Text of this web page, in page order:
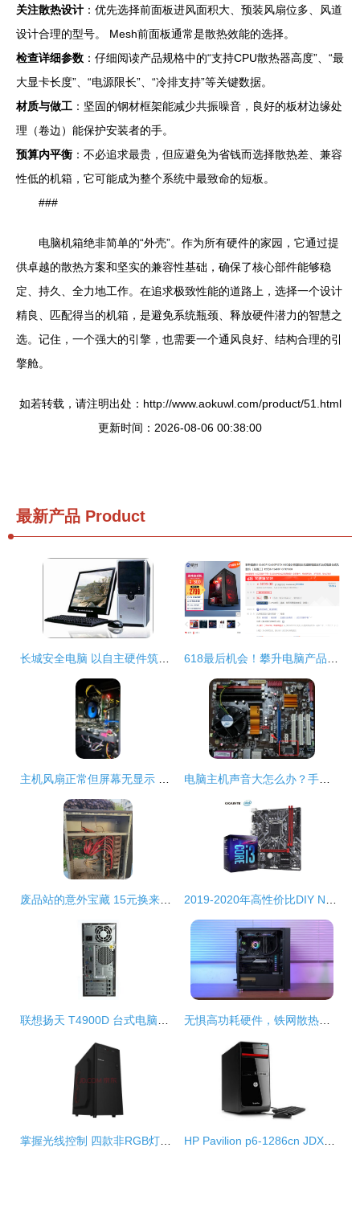
关注散热设计 ：优先选择前面板进风面积大、预装风扇位多、风道
设计合理的型号。 Mesh前面板通常是散热效能的选择。
检查详细参数 ：仔细阅读产品规格中的“支持CPU散热器高度”、“最
大显卡长度”、“电源限长”、“冷排支持”等关键数据。
材质与做工 ：坚固的钢材框架能减少共振噪音，良好的板材边缘处
理（卷边）能保护安装者的手。
预算内平衡 ：不必追求最贵，但应避免为省钱而选择散热差、兼容
性低的机箱，它可能成为整个系统中最致命的短板。
###
电脑机箱绝非简单的“外壳”。作为所有硬件的家园，它通过提
供卓越的散热方案和坚实的兼容性基础，确保了核心部件能够稳
定、持久、全力地工作。在追求极致性能的道路上，选择一个设计
精良、匹配得当的机箱，是避免系统瓶颈、释放硬件潜力的智慧之
选。记住，一个强大的引擎，也需要一个通风良好、结构合理的引
擎舱。
如若转载，请注明出处：http://www.aokuwl.com/product/51.html
更新时间：2026-08-06 00:38:00
最新产品 Product
长城安全电脑 以自主硬件筑盾，成功抵御高强度黑客攻击 618最后机会！攀升电脑产品好价速抢，高性能主机硬件不容错过
主机风扇正常但屏幕无显示 硬件故障排查指南 电脑主机声音大怎么办？手把手教你排查与解决硬件问题
废品站的意外宝藏 15元换来的八硬盘电脑主机探秘 2019-2020年高性价比DIY NAS主机配置推荐与选购指南
联想扬天 T4900D 台式电脑主机 硬件配置解析与经典商务定位 无惧高功耗硬件，铁网散热——先马朱雀Air机箱深度装机评测
掌握光线控制 四款非RGB灯效机箱全面解析 HP Pavilion p6-1286cn JDXX 台式计算机主机硬件深度解析